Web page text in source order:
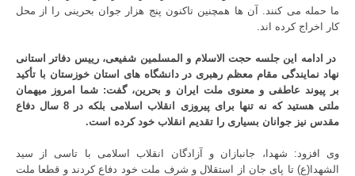
ما حمله می کنند. آن ها همچنین تاکنون پنج هزار جوان بحرینی را از محل
کار اخراج کرده اند.
در ادامه این جلسه حجت الاسلام و المسلمین شفیعی، رییس دفاتر استانی
نهاد نمایندگی مقام معظم رهبری در دانشگاه های استان خوزستان با تأکید
بر پیوند عاطفی و معنوی ملت ایران و بحرین، گفت: شما امروز میهمان
ملتی هستید که نه تنها برای پیروزی انقلاب اسلامی بلکه در 8 سال دفاع
مقدس نیز جوانان بسیاری را تقدیم انقلاب خود کرده است.
وی افزود: شهدا، جانبازان و آزادگان انقلاب اسلامی با تاسی از سید
الشهدا(ع) تا پای جان از استقلال و شرف ملت خود دفاع کردند و قطعا ملت